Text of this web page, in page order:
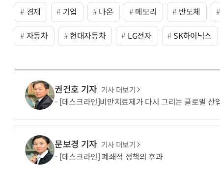
경제 기업 나온 메모리 반도체
자동차 현대자동차 LG전자 SK하이닉스
권건호 기자 기사 더보기
[데스크라인]비만치료제가 다시 그리는 글로벌 산
문보경 기자 기사 더보기
[데스크라인] 폐쇄적 정책의 후과